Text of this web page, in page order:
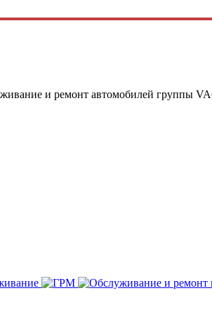
и ремонт автомобилей группы